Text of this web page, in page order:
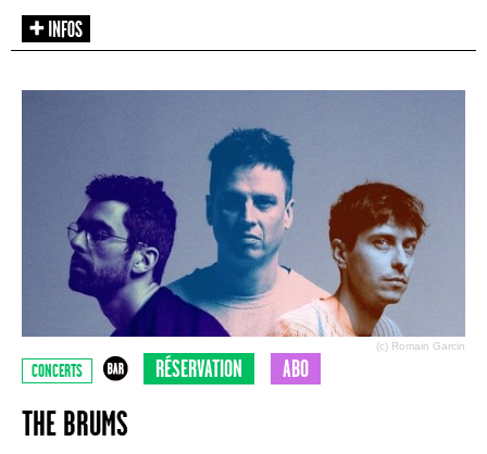
(c) Romain Garcin
CONCERTS RÉSERVATION ABO
THE BRUMS